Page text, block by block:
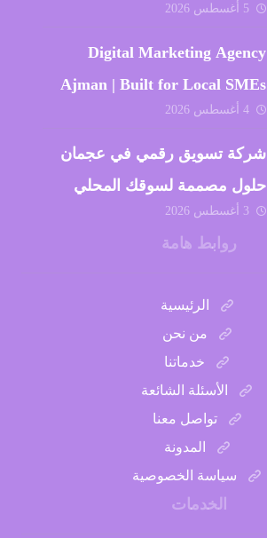
5 أغسطس 2026
Digital Marketing Agency
Ajman | Built for Local SMEs
2026
4 أغسطس 2026
شركة تسويق رقمي في عجمان
حلول مصممة لسوقك المحلي
01151832901
3 أغسطس 2026
روابط هامة
الرئيسية
من نحن
خدماتنا
الأسئلة الشائعة
تواصل معنا
المدونة
سياسة الخصوصية
الخدمات